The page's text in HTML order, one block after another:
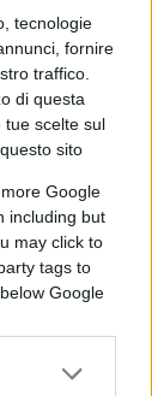
tecnologie
fornire
traffico.
di questa
tue scelte sul
sito
Google
including but
may click to
tags to
Google
significa
matura
apparire
non
in fondo,
,